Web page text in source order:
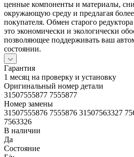
ценные компоненты и материалы,
окружающую среду и предлагая
покупателя. Обмен старого
это экономически и экологически
позволяющее поддерживать ваш
состоянии.
Гарантия
1 месяц на проверку и установку
Оригинальный номер детали
31507555877 7555877
Номер замены
31507555876 7555876 31507563327
7563326
В наличии
Да
Состояние